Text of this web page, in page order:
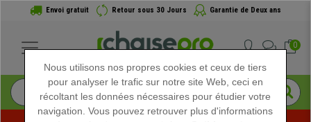
Envoi gratuit Retour sous 30 Jours Garantie de Deux ans
0
Nous utilisons nos propres cookies et ceux de tiers
pour analyser le trafic sur notre site Web, ceci en
récoltant les données nécessaires pour étudier votre
navigation. Vous pouvez retrouver plus d'informations